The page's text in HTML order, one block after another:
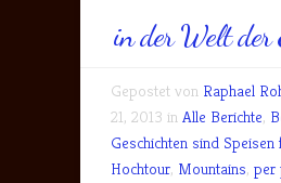
in der Welt der
Gepostet von Raphael
21, 2013 in Alle Berichte,
Geschichten sind Speisen
Hochtour, Mountains, per